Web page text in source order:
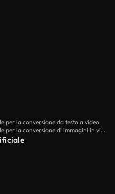
per la conversione da testo a video
Flussi di lavoro di intelligenza artificiale per la conversione di immagini in video